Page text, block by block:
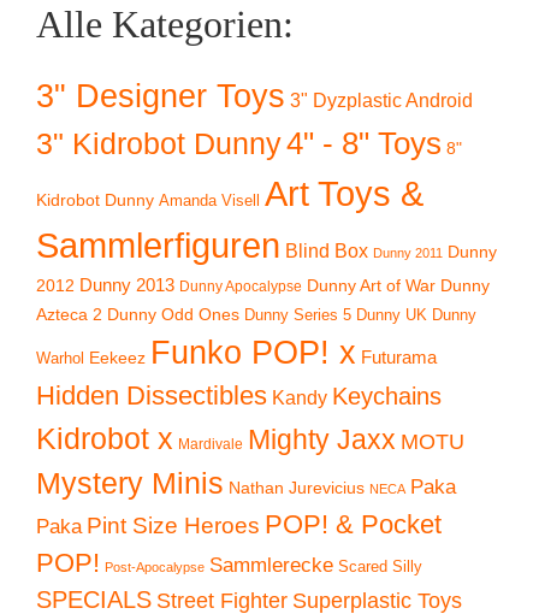
Alle Kategorien:
3" Designer Toys 3" Dyzplastic Android
3" Kidrobot Dunny4" - 8" Toys 8"
Kidrobot Dunny Amanda Visell Art Toys &
Sammlerfiguren Blind Box Dunny 2011 Dunny
2012 Dunny 2013 Dunny Apocalypse Dunny Art of War Dunny
Azteca 2 Dunny Odd Ones Dunny Series 5 Dunny UK Dunny
Warhol Eekeez Funko POP! x Futurama
Hidden Dissectibles Kandy Keychains
Kidrobot x Mardivale Mighty Jaxx MOTU
Mystery Minis Nathan Jurevicius NECA Paka
Paka Pint Size Heroes POP! & Pocket
POP! Post-Apocalypse Sammlerecke Scared Silly
SPECIALS Street Fighter Superplastic Toys